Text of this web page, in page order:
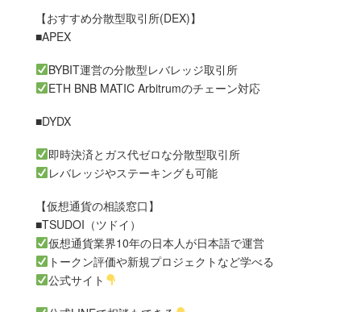
【おすすめ分散型取引所(DEX)】
■APEX
BYBIT運営の分散型レバレッジ取引所
ETH BNB MATIC Arbitrumのチェーン対応
■DYDX
即時決済とガス代ゼロな分散型取引所
レバレッジやステーキングも可能
【仮想通貨の相談窓口】
■TSUDOI（ツドイ）
仮想通貨業界10年の日本人が日本語で運営
トークン評価や新規プロジェクトなど学べる
公式サイト